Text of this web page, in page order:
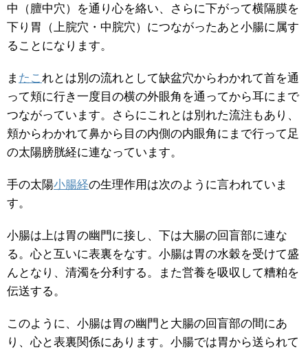
中（膻中穴）を通り心を絡い、さらに下がって横隔膜を
下り胃（上脘穴・中脘穴）につながったあと小腸に属す
ることになります。
ま たこれとは別の流れとして缺盆穴からわかれて首を通
って頬に行き一度目の横の外眼角を通ってから耳にまで
つながっています。さらにこれとは別れた流注もあり、
頬からわかれて鼻から目の内側の内眼角にまで行って足
の太陽膀胱経に連なっています。
手の太陽小腸経の生理作用は次のように言われていま
す。
小腸は上は胃の幽門に接し、下は大腸の回盲部に連な
る。心と互いに表裏をなす。小腸は胃の水穀を受けて盛
んとなり、清濁を分利する。また営養を吸収して糟粕を
伝送する。
このように、小腸は胃の幽門と大腸の回盲部の間にあ
り、心と表裏関係にあります。小腸では胃から送られて